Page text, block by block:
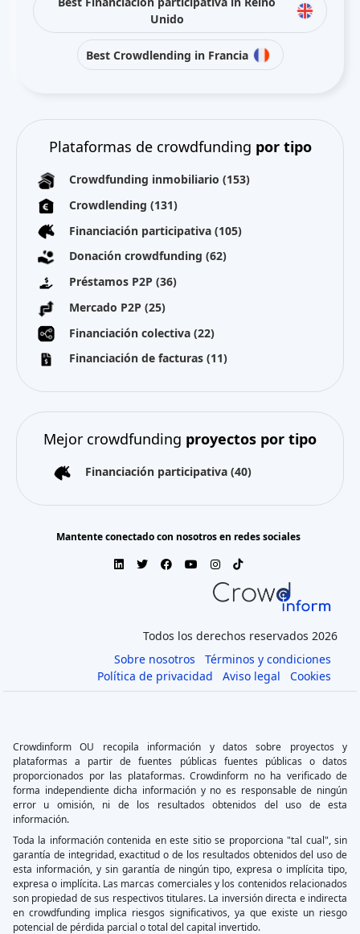
Unido
Best Crowdlending in Francia
Plataformas de crowdfunding por tipo
Crowdfunding inmobiliario (153)
Crowdlending (131)
Financiación participativa (105)
Donación crowdfunding (62)
Préstamos P2P (36)
Mercado P2P (25)
Financiación colectiva (22)
Financiación de facturas (11)
Mejor crowdfunding proyectos por tipo
Financiación participativa (40)
Mantente conectado con nosotros en redes sociales
Todos los derechos reservados 2026
Sobre nosotros
Términos y condiciones
Política de privacidad
Aviso legal Cookies
Crowdinform OU recopila información y datos sobre proyectos y
plataformas a partir de fuentes públicas fuentes públicas o datos
proporcionados por las plataformas. Crowdinform no ha verificado de
forma independiente dicha información y no es responsable de ningún
error u omisión, ni de los resultados obtenidos del uso de esta
información.
Toda la información contenida en este sitio se proporciona "tal cual", sin
garantía de integridad, exactitud o de los resultados obtenidos del uso de
esta información, y sin garantía de ningún tipo, expresa o implícita tipo,
expresa o implícita. Las marcas comerciales y los contenidos relacionados
son propiedad de sus respectivos titulares. La inversión directa e indirecta
en crowdfunding implica riesgos significativos, ya que existe un riesgo
potencial de pérdida parcial o total del capital invertido.